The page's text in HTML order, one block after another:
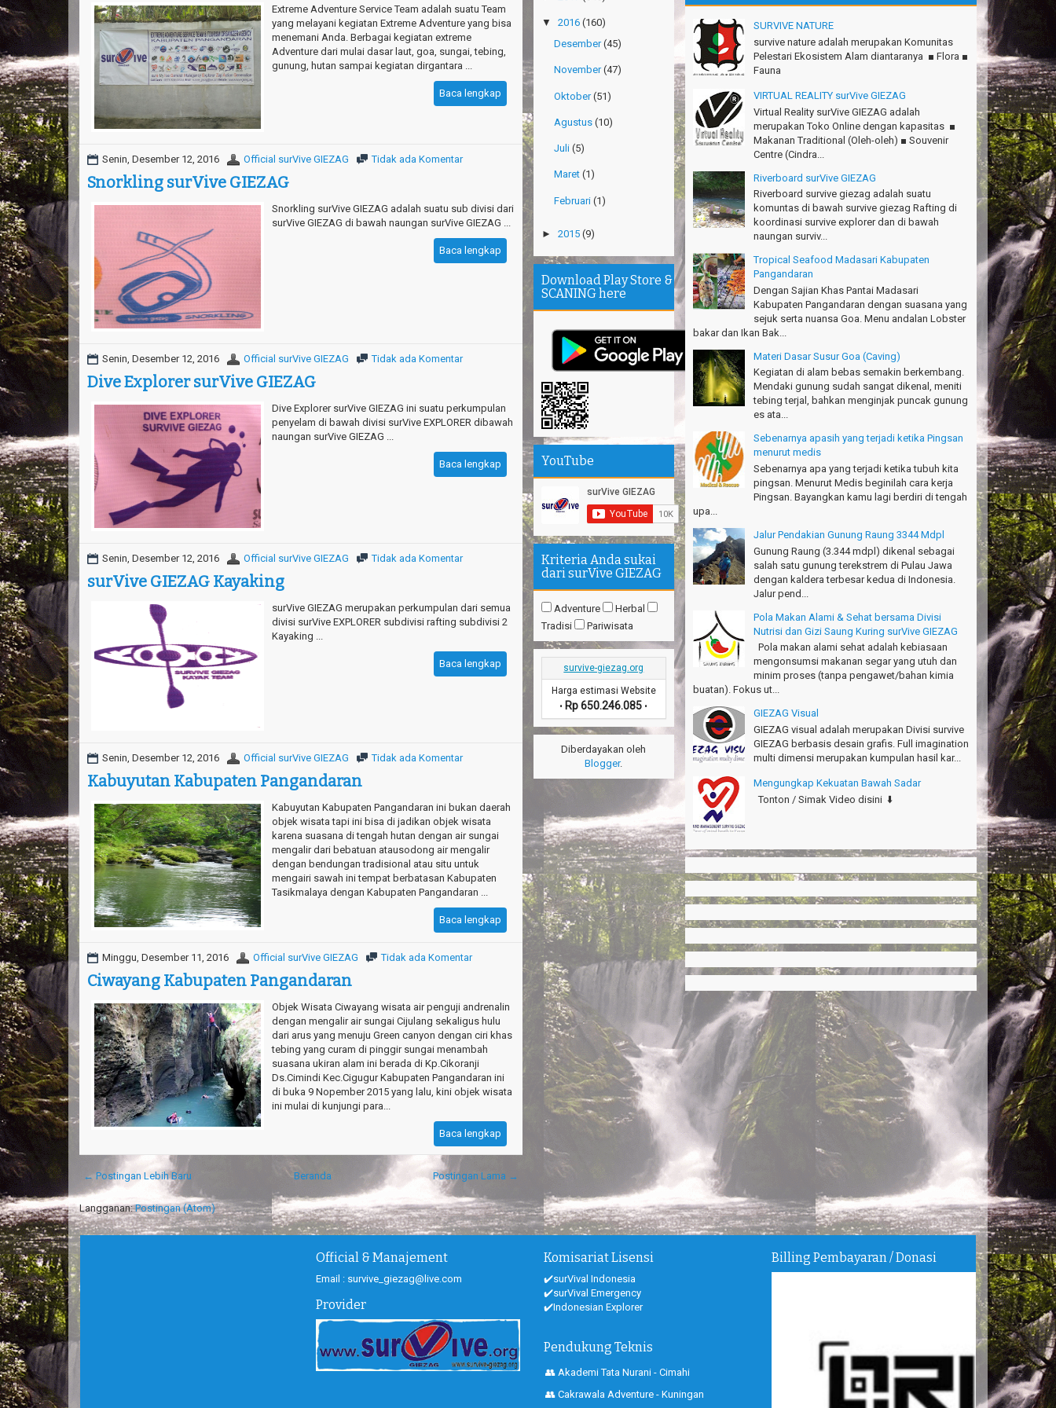
Extreme Adventure Service Team adalah suatu Team
yang melayani kegiatan Extreme Adventure yang bisa
menemani Anda. Berbagai kegiatan extreme
Adventure dari mulai dasar laut, goa, sungai, tebing,
gunung, hutan sampai kegiatan dirgantara ...
Baca lengkap
Senin, Desember 12, 2016 Official surVive GIEZAG Tidak ada Komentar
Snorkling surVive GIEZAG
Snorkling surVive GIEZAG adalah suatu sub divisi dari
surVive GIEZAG di bawah naungan surVive GIEZAG ...
Baca lengkap
Senin, Desember 12, 2016 Official surVive GIEZAG Tidak ada Komentar
Dive Explorer surVive GIEZAG
Dive Explorer surVive GIEZAG ini suatu perkumpulan
penyelam di bawah divisi surVive EXPLORER dibawah
naungan surVive GIEZAG ...
Baca lengkap
Senin, Desember 12, 2016 Official surVive GIEZAG Tidak ada Komentar
surVive GIEZAG Kayaking
surVive GIEZAG merupakan perkumpulan dari semua
divisi surVive EXPLORER subdivisi rafting subdivisi 2
Kayaking ...
Baca lengkap
Senin, Desember 12, 2016 Official surVive GIEZAG Tidak ada Komentar
Kabuyutan Kabupaten Pangandaran
Kabuyutan Kabupaten Pangandaran ini bukan daerah
objek wisata tapi ini bisa di jadikan objek wisata
karena suasana di tengah hutan dengan air sungai
mengalir dari bebatuan atausodong air mengalir
dengan bendungan tradisional atau situ untuk
mengairi sawah ini tempat berbatasan Kabupaten
Tasikmalaya dengan Kabupaten Pangandaran ...
Baca lengkap
Minggu, Desember 11, 2016 Official surVive GIEZAG Tidak ada Komentar
Ciwayang Kabupaten Pangandaran
Objek Wisata Ciwayang wisata air penguji andrenalin
dengan mengalir air sungai Cijulang sekaligus hulu
dari arus yang menuju Green canyon dengan ciri khas
tebing yang curam di pinggir sungai menambah
suasana ukiran alam ini berada di Kp.Cikoranji
Ds.Cimindi Kec.Cigugur Kabupaten Pangandaran ini
di buka 9 Nopember 2015 yang lalu, kini objek wisata
ini mulai di kunjungi para...
Baca lengkap
← Postingan Lebih Baru Postingan Lama →
Beranda
Langganan:Postingan (Atom)
▼ 2016 (160)
Desember(45)
November(47)
Oktober(51)
Agustus (10)
Juli (5)
Maret (1)
Februari (1)
► 2015 (9)
Download Play Store &
SCANING here
YouTube
Kriteria Anda sukai
dari surVive GIEZAG
Adventure
Herbal
Tradisi
Pariwisata
survive-giezag.org
Harga estimasi Website
• Rp 650.246.085 •
Diberdayakan oleh
Blogger.
Thanks Gn.Ciremai mantap
Rian - Surabaya
Thanks!Green canyon Amazing
William - Singapore
TRIms Team surVive atas panduan wisata Kabupaten
Pangandaran
Jacky - Depok
Haturnuhun kang Arief, Citumang seru!
TRIms surVive GIEZAG telah menemani kami ke
Gn.Semeru. Salam lestari!
Tapak Adventure Club - Bandung Barat
Thanks!
Michael - Sydney
Thanks Bodyrafting Green canyon, extreme, enjoy dan
seru
Santoso - Kudus
Seru banget Pantai Batukaras!
Sudrajat - Kuningan
エキサイティングなツアー。ありがとう Arief
Pangandaran
Nakata-Osaka Japan
Amazing palace
Hiromi - Fukusima Japan
SURVIVE NATURE
survive nature adalah merupakan Komunitas
Pelestari Ekosistem Alam diantaranya ■ Flora ■
Fauna
VIRTUAL REALITY surVive GIEZAG
Virtual Reality surVive GIEZAG adalah
merupakan Toko Online dengan kapasitas ■
Makanan Traditional (Oleh-oleh) ■ Souvenir
Centre (Cindra...
Riverboard surVive GIEZAG
Riverboard survive giezag adalah suatu
komuntas di bawah survive giezag Rafting di
koordinasi survive explorer dan di bawah
naungan surviv...
Tropical Seafood Madasari Kabupaten
Pangandaran
Dengan Sajian Khas Pantai Madasari
Kabupaten Pangandaran dengan suasana yang
sejuk serta nuansa Goa. Menu andalan Lobster
bakar dan Ikan Bak...
Materi Dasar Susur Goa (Caving)
Kegiatan di alam bebas semakin berkembang.
Mendaki gunung sudah sangat dikenal, meniti
tebing terjal, bahkan menginjak puncak gunung
es ata...
Sebenarnya apasih yang terjadi ketika Pingsan
menurut medis
Sebenarnya apa yang terjadi ketika tubuh kita
pingsan. Menurut Medis beginilah cara kerja
Pingsan. Bayangkan kamu lagi berdiri di tengah
upa...
Jalur Pendakian Gunung Raung 3344 Mdpl
Gunung Raung (3.344 mdpl) dikenal sebagai
salah satu gunung terekstrem di Pulau Jawa
dengan kaldera terbesar kedua di Indonesia.
Jalur pend...
Pola Makan Alami & Sehat bersama Divisi
Nutrisi dan Gizi Saung Kuring surVive GIEZAG
Pola makan alami sehat adalah kebiasaan
mengonsumsi makanan segar yang utuh dan
minim proses (tanpa pengawet/bahan kimia
buatan). Fokus ut...
GIEZAG Visual
GIEZAG visual adalah merupakan Divisi survive
GIEZAG berbasis desain grafis. Full imagination
multi dimensi merupakan kumpulan hasil kar...
Mengungkap Kekuatan Bawah Sadar
Tonton / Simak Video disini ⬇️
Official & Manajement
Email : survive_giezag@live.com
Provider
Komisariat Lisensi
✔️surVival Indonesia
✔️surVival Emergency
✔️Indonesian Explorer
Pendukung Teknis
👥 Akademi Tata Nurani - Cimahi
👥 Cakrawala Adventure - Kuningan
Billing Pembayaran / Donasi